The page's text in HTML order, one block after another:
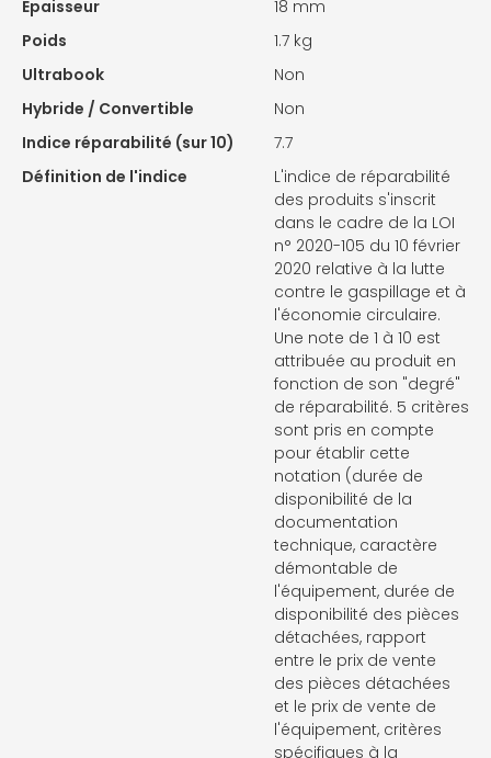
Epaisseur
18 mm
Poids
1.7 kg
Ultrabook
Non
Hybride / Convertible
Non
Indice réparabilité (sur 10)
7.7
Définition de l'indice
L'indice de réparabilité
des produits s'inscrit
dans le cadre de la LOI
n° 2020-105 du 10 février
2020 relative à la lutte
contre le gaspillage et à
l'économie circulaire.
Une note de 1 à 10 est
attribuée au produit en
fonction de son "degré"
de réparabilité. 5 critères
sont pris en compte
pour établir cette
notation (durée de
disponibilité de la
documentation
technique, caractère
démontable de
l'équipement, durée de
disponibilité des pièces
détachées, rapport
entre le prix de vente
des pièces détachées
et le prix de vente de
l'équipement, critères
spécifiques à la